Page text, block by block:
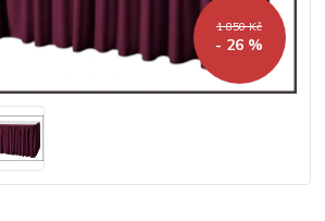
1 850 Kč
- 26 %